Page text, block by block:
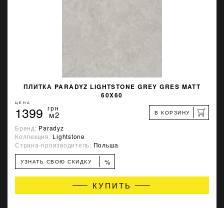
ПЛИТКА PARADYZ LIGHTSTONE GREY GRES MATT
60X60
ЦЕНА
1399 грн
м2 В КОРЗИНУ
Бренд: Paradyz
Коллекция: Lightstone
Страна-производитель: Польша
УЗНАТЬ СВОЮ СКИДКУ %
КУПИТЬ